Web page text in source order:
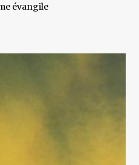
évangile